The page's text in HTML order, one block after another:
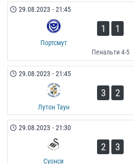
29.08.2023 - 21:45
Портсмут
1 1
Пенальти 4-5
29.08.2023 - 21:45
Лутон Таун
3 2
29.08.2023 - 21:30
Суонси
2 3